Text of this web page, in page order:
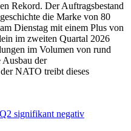
Rekord. Der Auftragsbestand
die Marke von 80
Dienstag mit einem Plus von
im zweiten Quartal 2026
im Volumen von rund
der
NATO treibt dieses